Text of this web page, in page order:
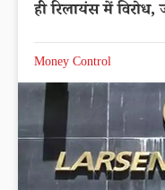
ही रिलायंस में
Money Control